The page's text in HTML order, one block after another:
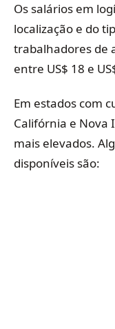
Os salários em
localização e do
trabalhadores de
entre US$ 18 e
Em estados com
Califórnia e Nova
mais elevados.
disponíveis são: